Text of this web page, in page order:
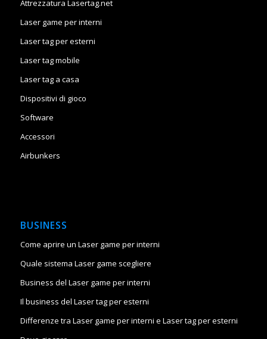
Attrezzatura Lasertag.net
Laser game per interni
Laser tag per esterni
Laser tag mobile
Laser tag a casa
Dispositivi di gioco
Software
Accessori
Airbunkers
BUSINESS
Come aprire un Laser game per interni
Quale sistema Laser game scegliere
Business del Laser game per interni
Il business del Laser tag per esterni
Differenze tra Laser game per interni e Laser tag per esterni